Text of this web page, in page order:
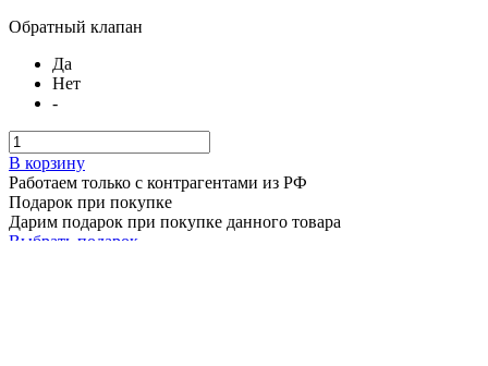
Обратный клапан
Да
Нет
-
В корзину
Работаем только с контрагентами из РФ
Подарок при покупке
Дарим подарок при покупке данного товара
Выбрать подарок